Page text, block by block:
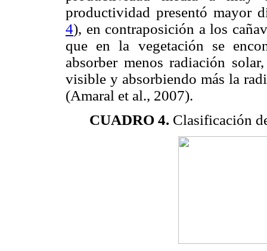
productividad presentó mayor
4), en contraposición a los
que en la vegetación se
absorber menos radiación
visible y absorbiendo más la
(Amaral et al., 2007).
CUADRO 4. Clasificación